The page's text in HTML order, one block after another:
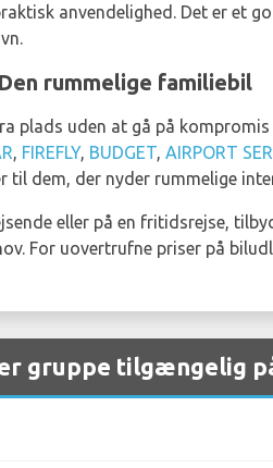
anvendelighed. Det er et
rummelige familiebil
plads uden at gå på
, FIREFLY, BUDGET, AIRPORT
til dem, der nyder rummelige
eller på en fritidsrejse,
For uovertrufne priser på
gruppe tilgængelig